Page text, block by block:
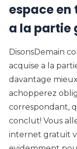
espace
a la partie
DisonsDemain
acquise a la
davantage
achopperez
correspondant,
conclut! Vous
internet gratuit